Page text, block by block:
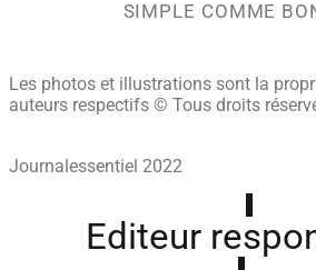
SIMPLE COMME
Les photos et illustrations sont la
auteurs respectifs © Tous droits
Journalessentiel 2022
Editeur